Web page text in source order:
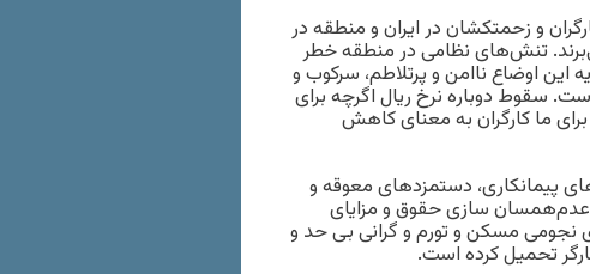
و زحمتکشان در ایران و ‌منطقه در
تنش‌های ‌نظامی در منطقه خطر
اوضاع ناامن و پرتلاطم، سرکوب و‌
سقوط دوباره نرخ ریال اگرچه برای
ما کارگران به معنای کاهش
پیمانکاری، دستمزدهای معوقه و
عدم‌همسان سازی حقوق و ‌مزایای
نجومی مسکن و‌ تورم و گرانی بی حد و‌
تحمیل کرده است.